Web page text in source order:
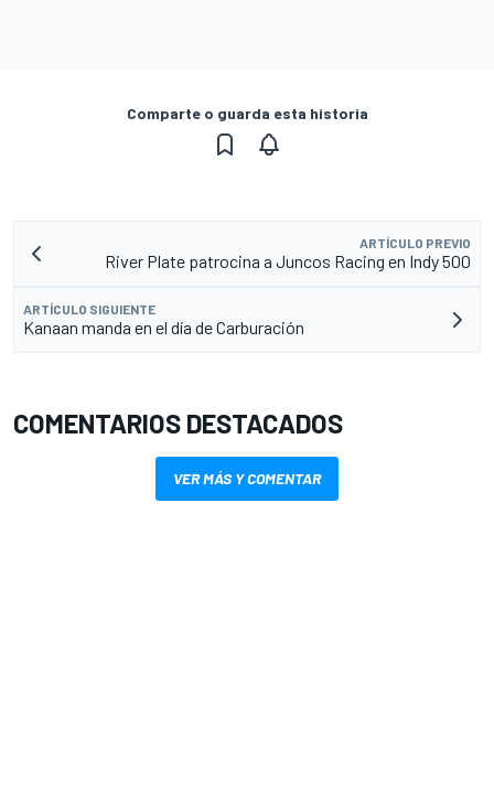
Comparte o guarda esta historia
ARTÍCULO PREVIO
River Plate patrocina a Juncos Racing en Indy 500
ARTÍCULO SIGUIENTE
Kanaan manda en el día de Carburación
COMENTARIOS DESTACADOS
VER MÁS Y COMENTAR